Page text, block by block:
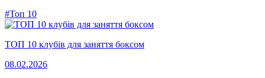
#Топ 10
ТОП 10 клубів для заняття боксом
08.02.2026